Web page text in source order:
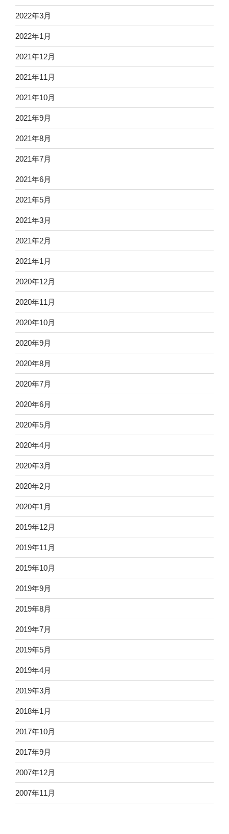
2022年3月
2022年1月
2021年12月
2021年11月
2021年10月
2021年9月
2021年8月
2021年7月
2021年6月
2021年5月
2021年3月
2021年2月
2021年1月
2020年12月
2020年11月
2020年10月
2020年9月
2020年8月
2020年7月
2020年6月
2020年5月
2020年4月
2020年3月
2020年2月
2020年1月
2019年12月
2019年11月
2019年10月
2019年9月
2019年8月
2019年7月
2019年5月
2019年4月
2019年3月
2018年1月
2017年10月
2017年9月
2007年12月
2007年11月